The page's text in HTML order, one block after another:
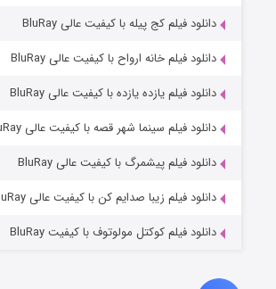
دانلود فیلم کج‌ پیله با کیفیت عالی BluRay
دانلود فیلم خانه ارواح با کیفیت عالی BluRay
دانلود فیلم یازده یازده با کیفیت عالی BluRay
دانلود فیلم سینما شهر قصه با کیفیت عالی BluRay
دانلود فیلم پیشمرگ با کیفیت عالی BluRay
دانلود فیلم زیبا صدایم کن با کیفیت عالی BluRay
دانلود فیلم کوکتل مولوتوف با کیفیت BluRay